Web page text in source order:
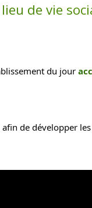
de vie
du jour
de développer